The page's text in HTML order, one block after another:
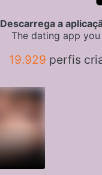
Descarrega a
The dating app
19.929 perfis